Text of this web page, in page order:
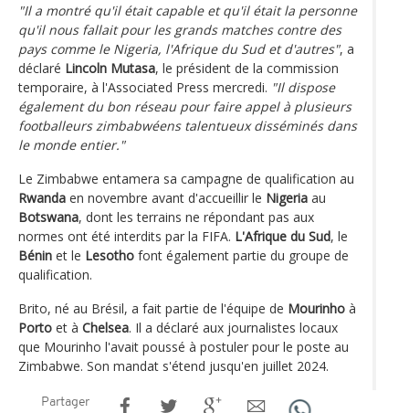
"Il a montré qu'il était capable et qu'il était la personne
qu'il nous fallait pour les grands matches contre des
pays comme le Nigeria, l'Afrique du Sud et d'autres", a
déclaré Lincoln Mutasa, le président de la commission
temporaire, à l'Associated Press mercredi. "Il dispose
également du bon réseau pour faire appel à plusieurs
footballeurs zimbabwéens talentueux disséminés dans
le monde entier."
Le Zimbabwe entamera sa campagne de qualification au
Rwanda en novembre avant d'accueillir le Nigeria au
Botswana, dont les terrains ne répondant pas aux
normes ont été interdits par la FIFA. L'Afrique du Sud, le
Bénin et le Lesotho font également partie du groupe de
qualification.
Brito, né au Brésil, a fait partie de l'équipe de Mourinho à
Porto et à Chelsea. Il a déclaré aux journalistes locaux
que Mourinho l'avait poussé à postuler pour le poste au
Zimbabwe. Son mandat s'étend jusqu'en juillet 2024.
Partager